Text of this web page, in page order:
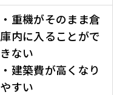
・重機がそのまま倉
庫内に入ることがで
きない
・建築費が高くなり
やすい